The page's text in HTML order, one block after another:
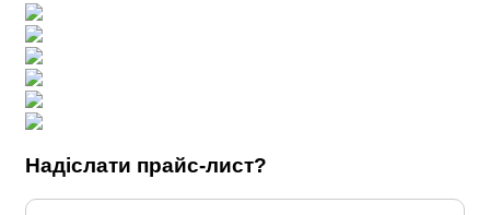
Надіслати прайс-лист?